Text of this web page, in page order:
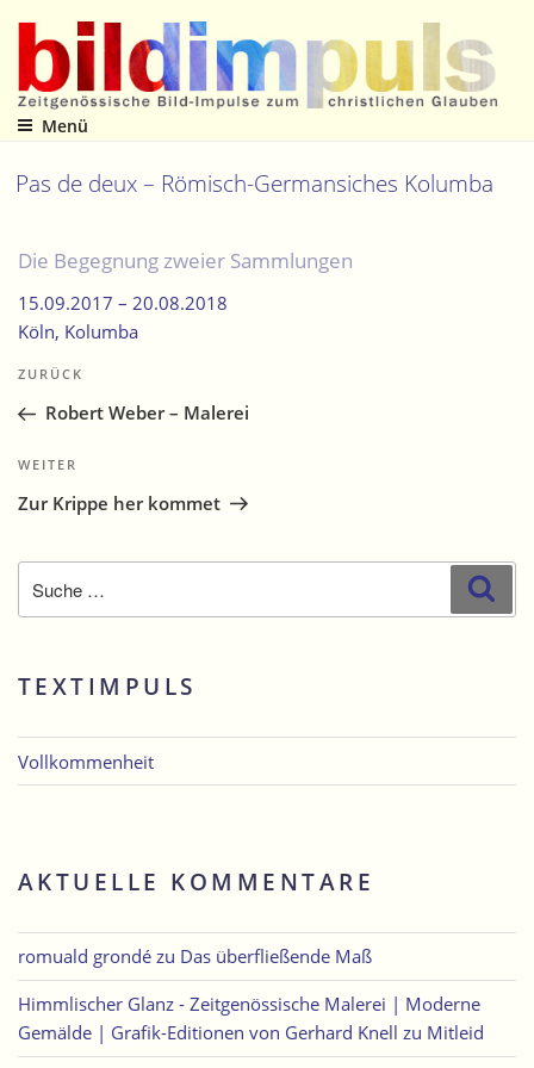
Inhalt
springen
Zeitgenössische Bild-Impulse zum christlichen Glauben
Menü
Pas de deux – Römisch-Germansiches Kolumba
Die Begegnung zweier Sammlungen
15.09.2017 – 20.08.2018
Köln, Kolumba
Beitragsnavigation
Vorheriger
Beitrag
ZURÜCK
Robert Weber – Malerei
Nächster
Beitrag
WEITER
Zur Krippe her kommet
nach:
TEXTIMPULS
Vollkommenheit
AKTUELLE KOMMENTARE
romuald grondé zu Das überfließende Maß
Himmlischer Glanz - Zeitgenössische Malerei | Moderne
Gemälde | Grafik-Editionen von Gerhard Knell zu Mitleid